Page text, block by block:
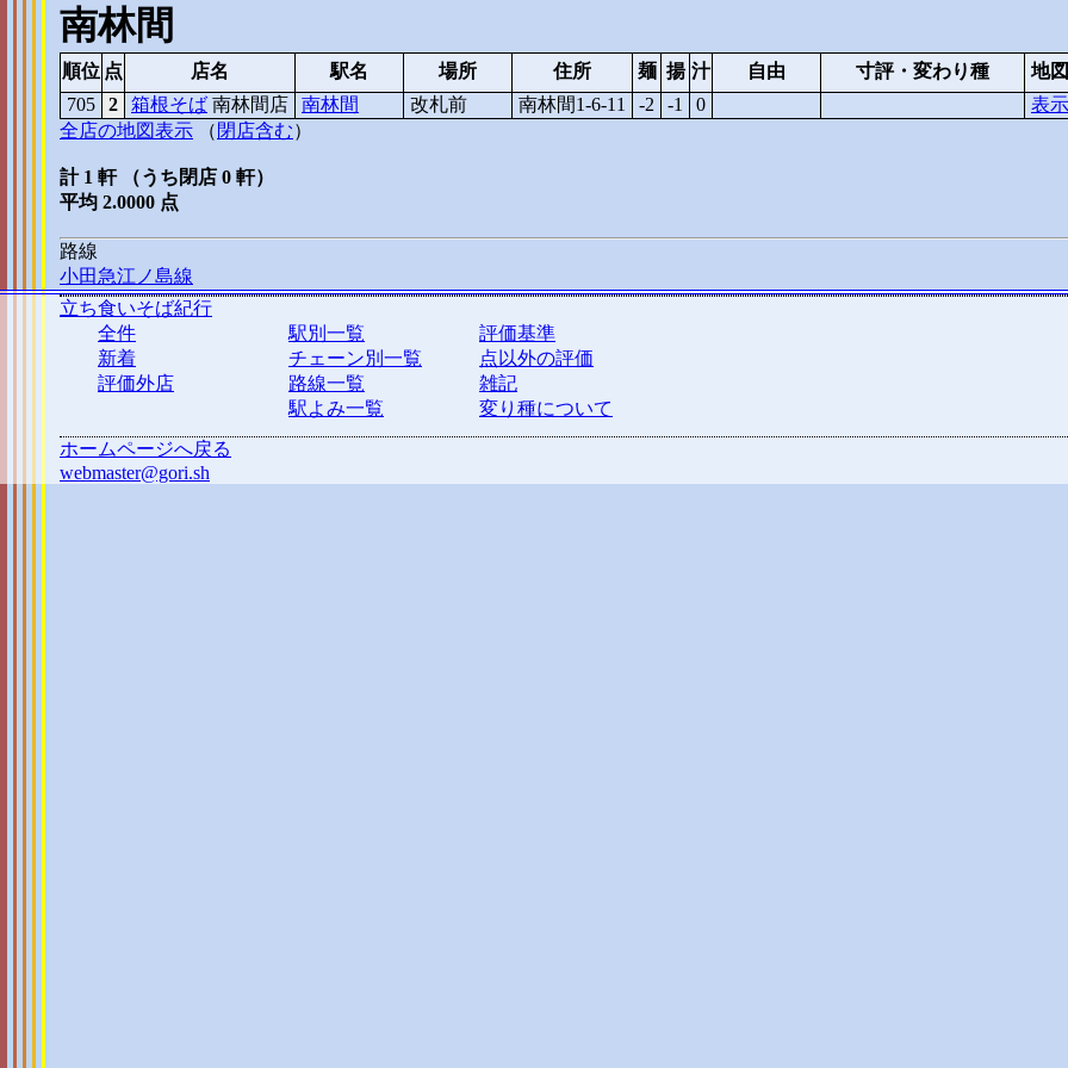
南林間
順位 点 店名 駅名 場所 住所 麺 揚 汁 自由 寸評・変わり種
地図
705
2 箱根そば 南林間店 南林間 改札前 南林間1-6-11 -2 -1 0
表示
全店の地図表示 （ 閉店含む）
計 1 軒 （うち閉店 0 軒）
平均 2.0000 点
路線
小田急江ノ島線
立ち食いそば紀行
全件
新着
評価外店
駅別一覧
チェーン別一覧
路線一覧
駅よみ一覧
評価基準
点以外の評価
雑記
変り種について
ホームページへ戻る
webmaster@gori.sh